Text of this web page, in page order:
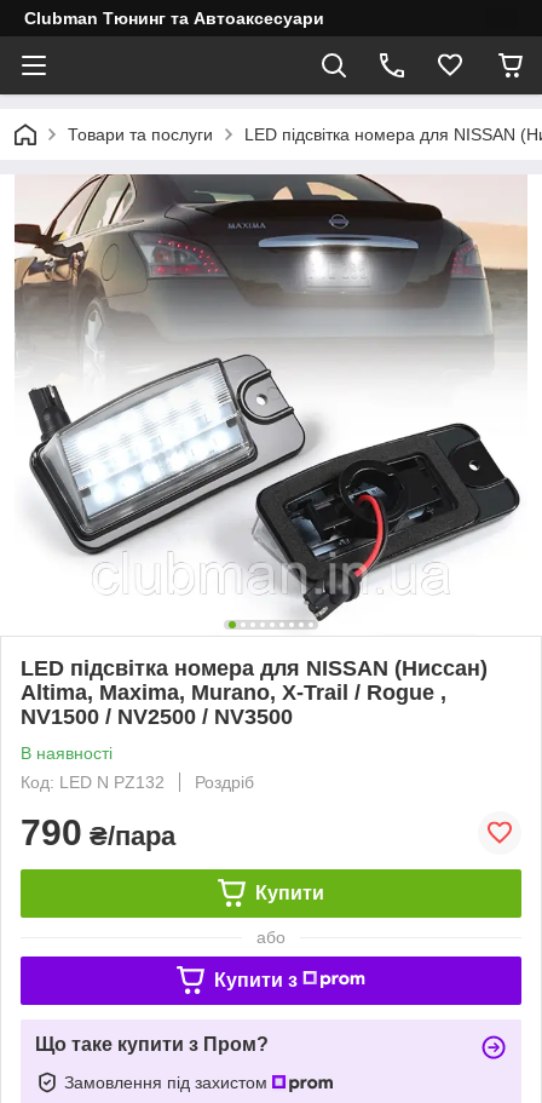
Clubman Тюнинг та Автоаксесуари
Товари та послуги LED підсвітка номера для NISSAN
LED підсвітка номера для NISSAN (Ниссан)
Altima, Maxima, Murano, X-Trail / Rogue ,
NV1500 / NV2500 / NV3500
В наявності
Код: LED N PZ132
Роздріб
790 ₴/пара
Купити
або
Купити з
Що таке купити з Пром?
Замовлення під захистом